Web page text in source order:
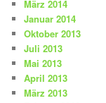
März 2014
Januar 2014
Oktober 2013
Juli 2013
Mai 2013
April 2013
März 2013